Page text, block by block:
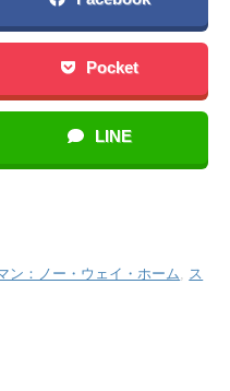
Pocket
LINE
ン：ノー・ウェイ・ホーム ス